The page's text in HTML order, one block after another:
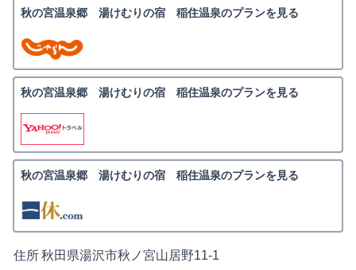
秋の宮温泉郷 湯けむりの宿 稲住温泉のプランを見る
秋の宮温泉郷 湯けむりの宿 稲住温泉のプランを見る
秋の宮温泉郷 湯けむりの宿 稲住温泉のプランを見る
住所秋田県湯沢市秋ノ宮山居野11-1